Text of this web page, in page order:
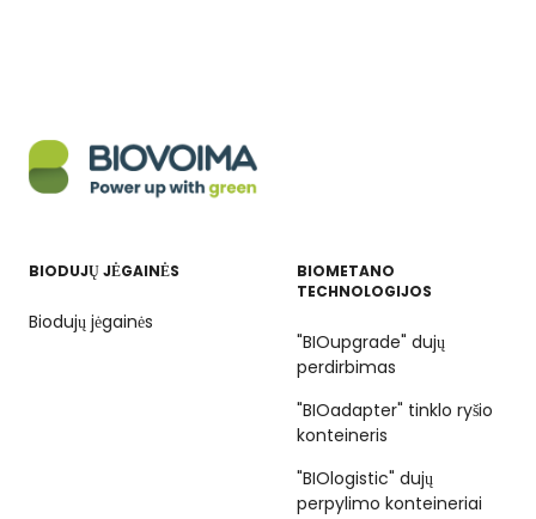
BIODUJŲ JĖGAINĖS
Biodujų jėgainės
BIOMETANO
TECHNOLOGIJOS
"BIOupgrade" dujų
perdirbimas
"BIOadapter" tinklo ryšio
konteineris
"BIOlogistic" dujų
perpylimo konteineriai